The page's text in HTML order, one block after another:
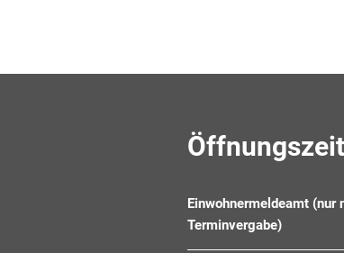
Einwohnermeldeamt (nur
Terminvergabe)